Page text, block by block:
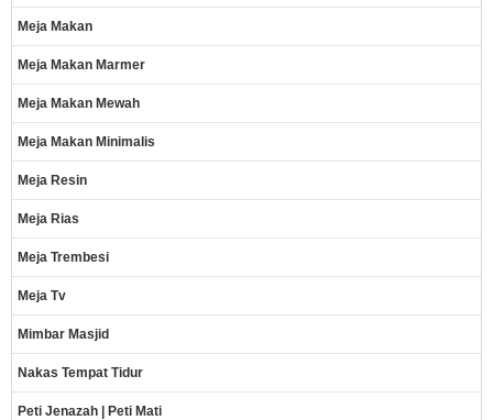
Meja Makan
Meja Makan Marmer
Meja Makan Mewah
Meja Makan Minimalis
Meja Resin
Meja Rias
Meja Trembesi
Meja Tv
Mimbar Masjid
Nakas Tempat Tidur
Peti Jenazah | Peti Mati